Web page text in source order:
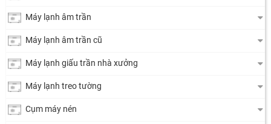
Máy lạnh âm trần
Máy lạnh âm trần cũ
Máy lạnh giấu trần nhà xưởng
Máy lạnh treo tường
Cụm máy nén